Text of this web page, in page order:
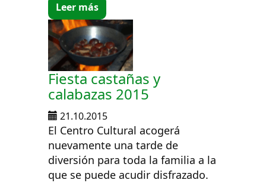
Leer más
Fiesta castañas y
calabazas 2015
21.10.2015
El Centro Cultural acogerá
nuevamente una tarde de
diversión para toda la familia a la
que se puede acudir disfrazado.